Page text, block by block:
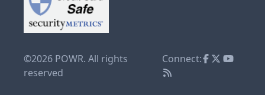
©2026 POWR. All rights
reserved
Connect: